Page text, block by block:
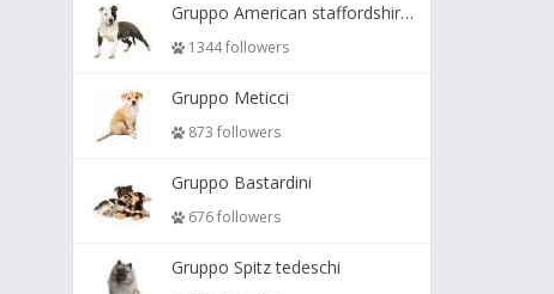
Gruppo American staffordshire terrier ( amstaff, amastaff )
1344 followers
Gruppo Meticci
873 followers
Gruppo Bastardini
676 followers
Gruppo Spitz tedeschi